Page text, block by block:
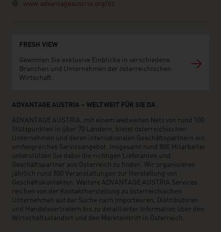
www.advantageaustria.org/dz
FRESH VIEW
Gewinnen Sie exklusive Einblicke in verschiedene
Branchen und Unternehmen der österreichischen
Wirtschaft.
ADVANTAGE AUSTRIA – WELTWEIT FÜR SIE DA
ADVANTAGE AUSTRIA, mit einem weltweiten Netz von rund 100
Stützpunkten in über 70 Ländern, bietet österreichischen
Unternehmen und deren internationalen Geschäftspartnern ein
umfangreiches Serviceangebot. Insgesamt rund 800 Mitarbeiter
unterstützen Sie dabei die richtigen Lieferanten und
Geschäftspartner aus Österreich zu finden. Wir organisieren
jährlich rund 800 Veranstaltungen zur Herstellung von
Geschäftskontakten. Weitere ADVANTAGE AUSTRIA Services
reichen von der Kontaktherstellung zu österreichischen
Unternehmen auf der Suche nach Importeuren, Distributoren
und Handelsvertretern bis zu detaillierter Information über den
Wirtschaftsstandort und den Markteintritt in Österreich.